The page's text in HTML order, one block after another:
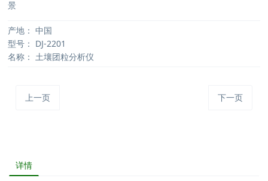
景
产地： 中国
型号： DJ-2201
名称： 土壤团粒分析仪
上一页 下一页
详情